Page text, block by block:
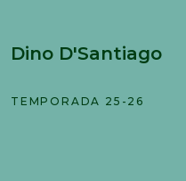
Dino D'Santiago
TEMPORADA 25-26